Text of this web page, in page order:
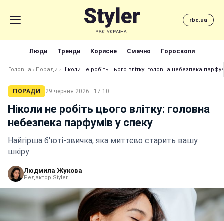
rbc.ua
Люди Тренди Корисне Смачно Гороскопи
Головна › Поради › Ніколи не робіть цього влітку: головна небезпека
ПОРАДИ 29 червня 2026 · 17:10
Ніколи не робіть цього влітку: головна
небезпека парфумів у спеку
Найгірша б'юті-звичка, яка миттєво старить вашу
шкіру
Людмила Жукова
Редактор Styler